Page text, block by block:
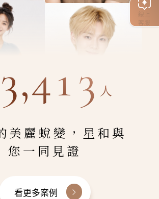
線上
客服
人
美麗蛻變，星和與
您一同見證
看更多案例